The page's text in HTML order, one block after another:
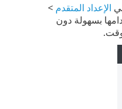
الإعداد المتقدم >
بسهولة دون